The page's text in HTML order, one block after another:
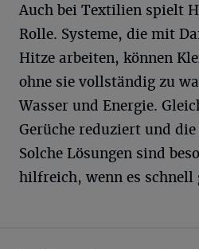
Auch bei Textilien spielt
Rolle. Systeme, die mit
Hitze arbeiten, können
ohne sie vollständig zu
Wasser und Energie.
Gerüche reduziert und die
Solche Lösungen sind
hilfreich, wenn es schnell